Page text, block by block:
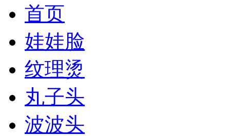
首页
娃娃脸
纹理烫
丸子头
波波头